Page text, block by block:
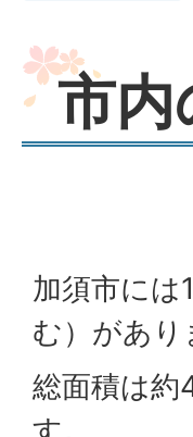
市内
加須市には
む）があり
総面積は約